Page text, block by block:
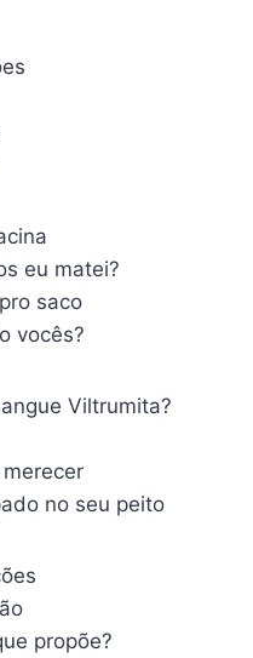
eu matei?
saco
vocês?
Viltrumita?
no seu peito
propõe?